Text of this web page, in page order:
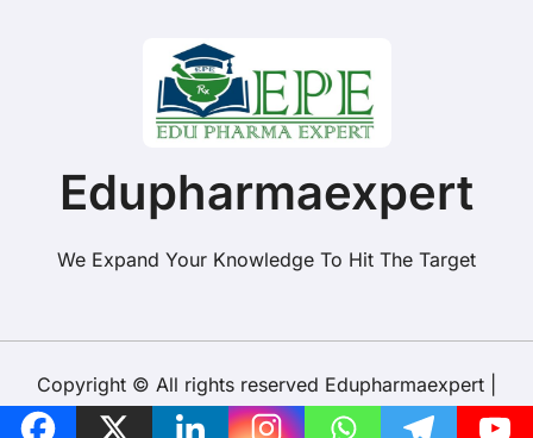
Edupharmaexpert
We Expand Your Knowledge To Hit The Target
Copyright © All rights reserved Edupharmaexpert
BlogDatabyThemeansar